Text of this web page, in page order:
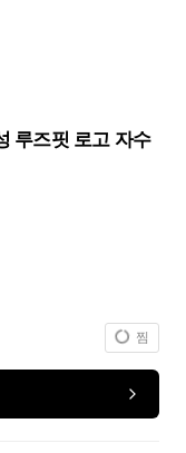
루즈핏 로고 자수
찜